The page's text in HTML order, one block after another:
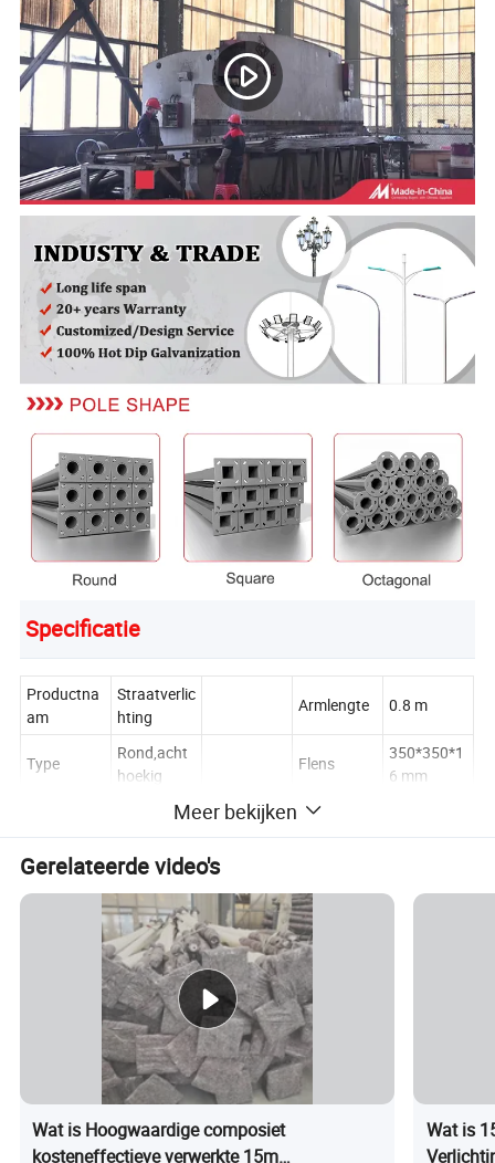
Specificatie
Productna
am
Straatverlic
hting
Armlengte 0.8 m
Type
Rond,acht
hoekig
Flens
350*350*1
6 mm
Materiaal
Q235B
Staal
Op de
grond
Basisplaat
3-15 m.
Oppervlakt
ebehandeli
ng
1.0 mm Lassen
Levenslang
levensduur
25+ jaar Gebruik
Street
Gewicht 80 kg 20 jaar
Meer bekijken
Gerelateerde video's
Wat is Hoogwaardige composiet
kosteneffectieve verwerkte 15m
Wat is